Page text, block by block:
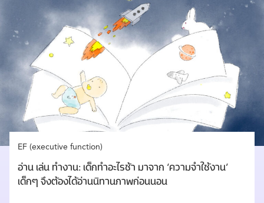
EF (executive function)
อ่าน เล่น ทำงาน: เด็กทำอะไรช้า มาจาก ‘ความจำใช้งาน’
เด็กๆ จึงต้องได้อ่านนิทานภาพก่อนนอน